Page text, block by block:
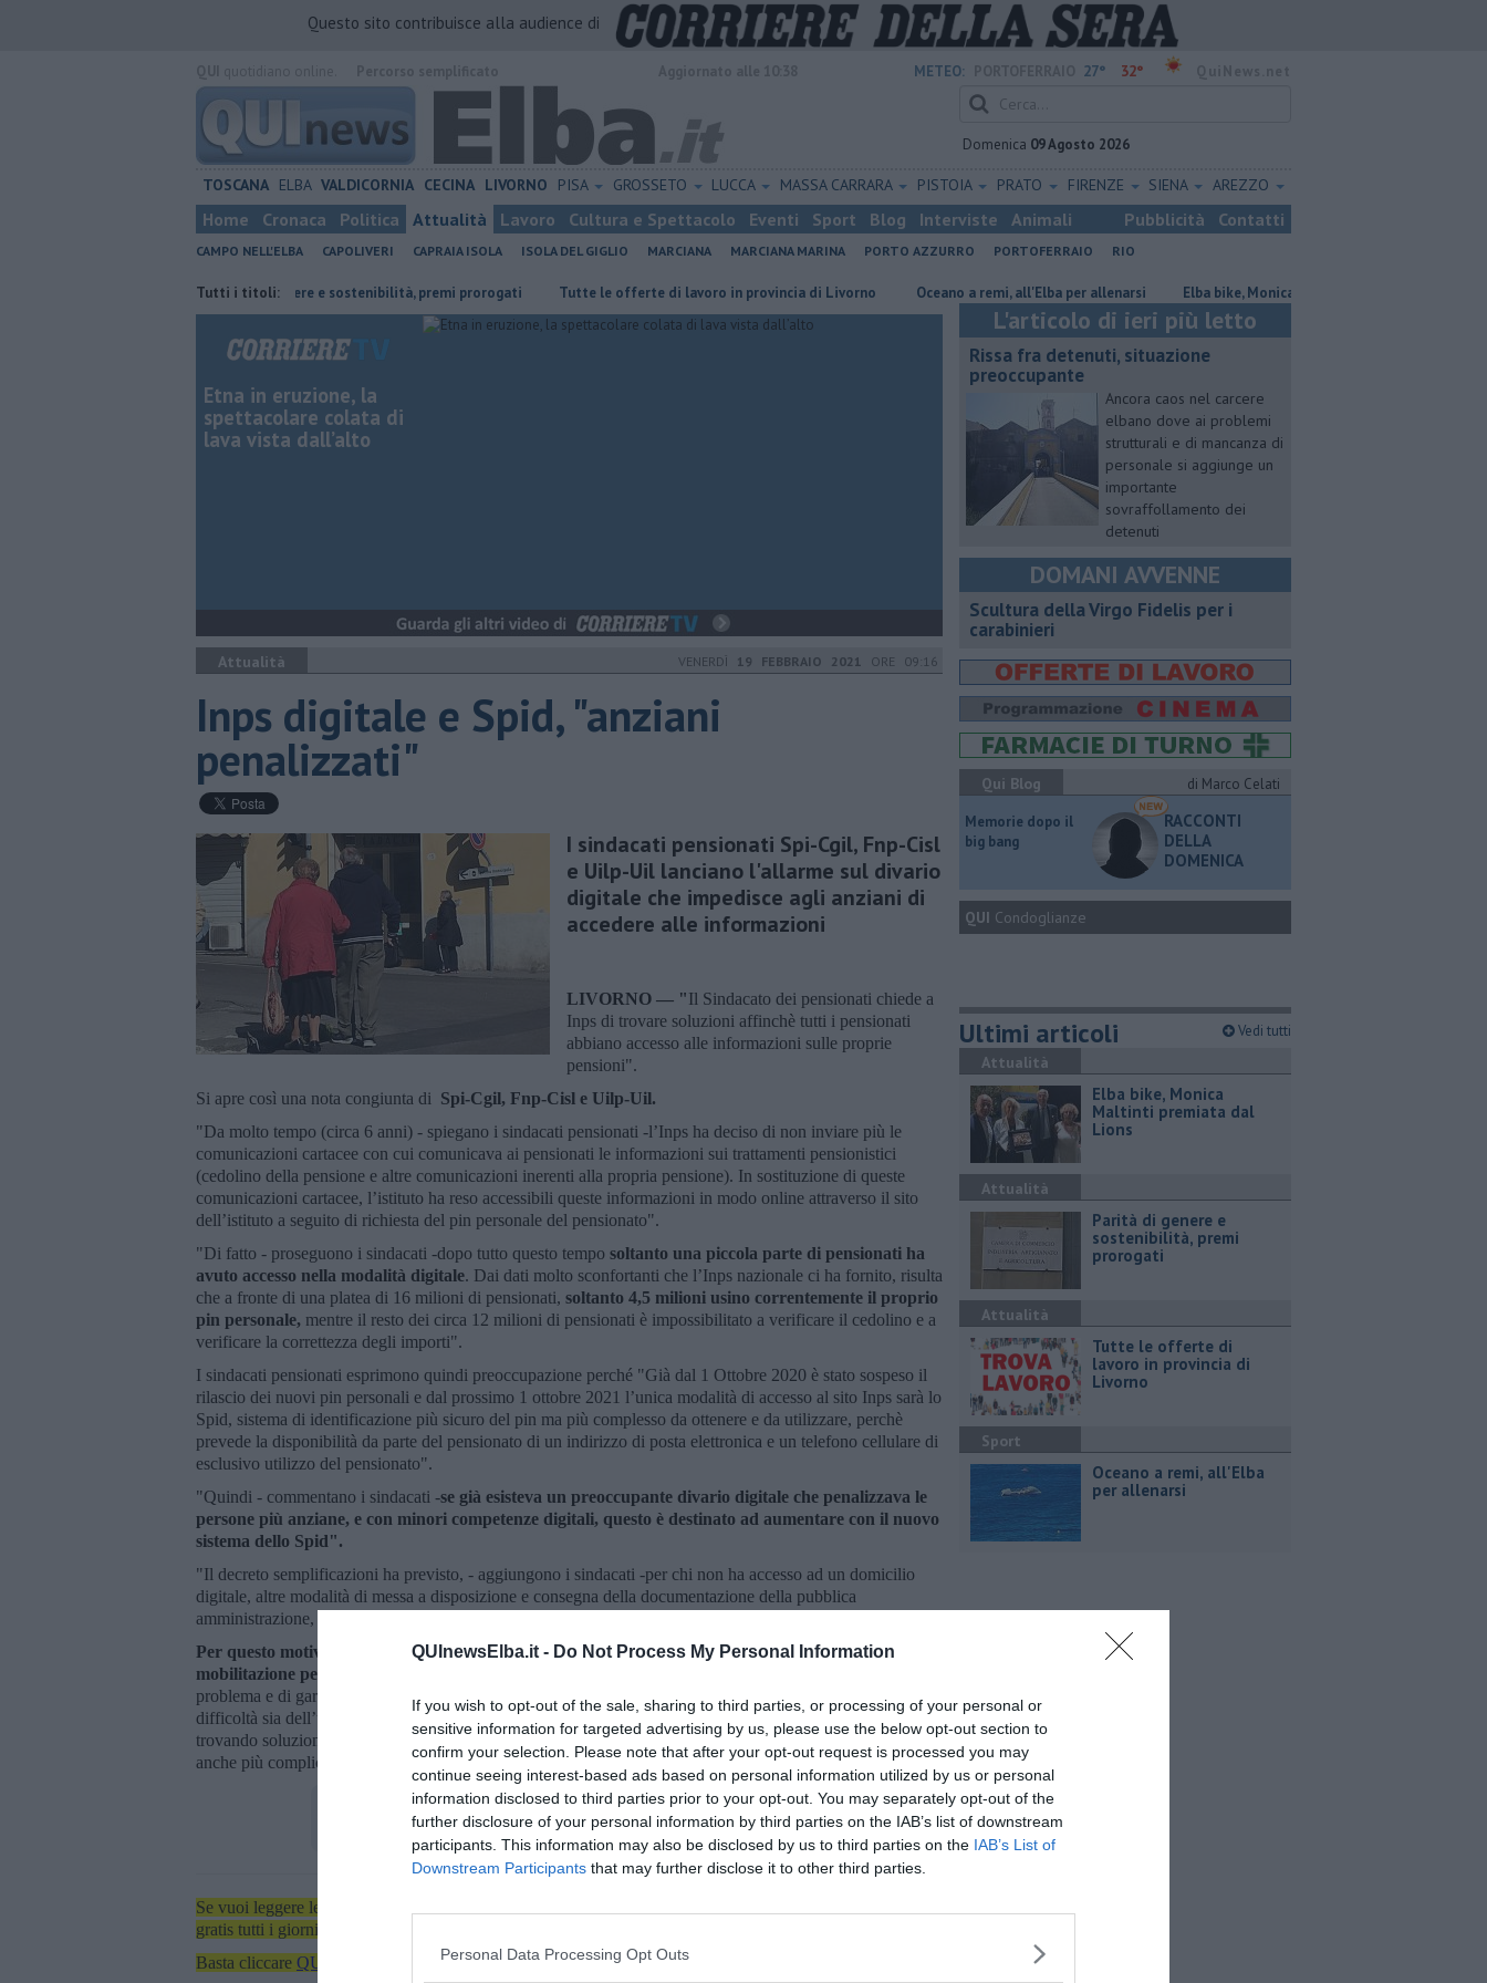
QUInewsElba.it - Do Not Process My Personal Information
If you wish to opt-out of the sale, sharing to third parties, or processing of your personal or
sensitive information for targeted advertising by us, please use the below opt-out section to
confirm your selection. Please note that after your opt-out request is processed you may
continue seeing interest-based ads based on personal information utilized by us or personal
information disclosed to third parties prior to your opt-out. You may separately opt-out of the
further disclosure of your personal information by third parties on the IAB’s list of downstream
participants. This information may also be disclosed by us to third parties on the IAB’s List of
Downstream Participants that may further disclose it to other third parties.
Personal Data Processing Opt Outs
Questo sito contribuisce alla audience di
METEO: 27° 32°
Domenica 09 Agosto 2026
TOSCANA ELBA VALDICORNIA CECINA LIVORNO PISA GROSSETO LUCCA MASSA CARRARA PISTOIA PRATO FIRENZE SIENA AREZZO
Home Cronaca Politica Attualità Lavoro Cultura e Spettacolo Eventi Sport Blog Interviste Animali Pubblicità Contatti
CAMPO NELL'ELBA CAPOLIVERI CAPRAIA ISOLA ISOLA DEL GIGLIO MARCIANA MARCIANA MARINA PORTO AZZURRO PORTOFERRAIO RIO
Tutti i titoli:
Parità di genere e sostenibilità, premi prorogati ​Tutte le offerte di lavoro in provincia di Livorno Oceano a remi, all'Elba per allenarsi Elba bike, Monica Maltinti premiata dal Lions
Etna in eruzione, la
spettacolare colata di
lava vista dall’alto
Attualità VENERDÌ 19 FEBBRAIO 2021 ORE 09:16
Inps digitale e Spid, "anziani
penalizzati"
I sindacati pensionati Spi-Cgil, Fnp-Cisl
e Uilp-Uil lanciano l'allarme sul divario
digitale che impedisce agli anziani di
accedere alle informazioni
LIVORNO — "Il Sindacato dei pensionati chiede a
Inps di trovare soluzioni affinchè tutti i pensionati
abbiano accesso alle informazioni sulle proprie
pensioni".
Si apre così una nota congiunta di Spi-Cgil, Fnp-Cisl e Uilp-Uil.
"Da molto tempo (circa 6 anni) - spiegano i sindacati pensionati -l’Inps ha deciso di non inviare più le
comunicazioni cartacee con cui comunicava ai pensionati le informazioni sui trattamenti pensionistici
(cedolino della pensione e altre comunicazioni inerenti alla propria pensione). In sostituzione di queste
comunicazioni cartacee, l’istituto ha reso accessibili queste informazioni in modo online attraverso il sito
dell’istituto a seguito di richiesta del pin personale del pensionato".
"Di fatto - proseguono i sindacati -dopo tutto questo tempo soltanto una piccola parte di pensionati ha
avuto accesso nella modalità digitale. Dai dati molto sconfortanti che l’Inps nazionale ci ha fornito, risulta
che a fronte di una platea di 16 milioni di pensionati, soltanto 4,5 milioni usino correntemente il proprio
pin personale, mentre il resto dei circa 12 milioni di pensionati è impossibilitato a verificare il cedolino e a
verificare la correttezza degli importi".
I sindacati pensionati esprimono quindi preoccupazione perché "Già dal 1 Ottobre 2020 è stato sospeso il
rilascio dei nuovi pin personali e dal prossimo 1 ottobre 2021 l’unica modalità di accesso al sito Inps sarà lo
Spid, sistema di identificazione più sicuro del pin ma più complesso da ottenere e da utilizzare, perchè
prevede la disponibilità da parte del pensionato di un indirizzo di posta elettronica e un telefono cellulare di
esclusivo utilizzo del pensionato".
"Quindi - commentano i sindacati -se già esisteva un preoccupante divario digitale che penalizzava le
persone più anziane, e con minori competenze digitali, questo è destinato ad aumentare con il nuovo
sistema dello Spid".
"Il decreto semplificazioni ha previsto, - aggiungono i sindacati -per chi non ha accesso ad un domicilio
digitale, altre modalità di messa a disposizione e consegna della documentazione della pubblica
amministrazione, riconoscendo che esiste un serio problema di divario digitale".
Per questo motivo Spi-Cgil, Fnp-Cisl e Uilp-Uil, lanciano una campagna di comunicazione e
mobilitazione perché si trovino soluzioni rapide ed efficaci e
problema e di garantire il diritto ai pensionati di accedere al proprio cedolino di pensione superando le
difficoltà sia dell’utilizzo del pin (che ha dato comunque in questi anni risultati non soddisfacenti) ma anche
trovando soluzioni rapide ed efficaci in previsione del passaggio allo Spid, che paventa una situazione
anche più complicata di quella che in questi 6 anni si è verificata".
Se vuoi leggere le notizie principali dell'isola d'Elba iscriviti alla
gratis tutti i giorni alle 7:00 del mattino direttamente nella tua casella di posta.
Basta cliccare QUI
L'articolo di ieri più letto
Rissa fra detenuti, situazione
preoccupante
Ancora caos nel carcere
elbano dove ai problemi
strutturali e di mancanza di
personale si aggiunge un
importante
sovraffollamento dei
detenuti
DOMANI AVVENNE
Scultura della Virgo Fidelis per i
carabinieri
Qui Blog
di Marco Celati
Memorie dopo il
big bang
RACCONTI
DELLA
DOMENICA
QUI Condoglianze
Ultimi articoli Vedi tutti
Attualità
Elba bike, Monica
Maltinti premiata dal
Lions
Attualità
Parità di genere e
sostenibilità, premi
prorogati
Attualità
​Tutte le offerte di
lavoro in provincia di
Livorno
Sport
Oceano a remi, all'Elba
per allenarsi